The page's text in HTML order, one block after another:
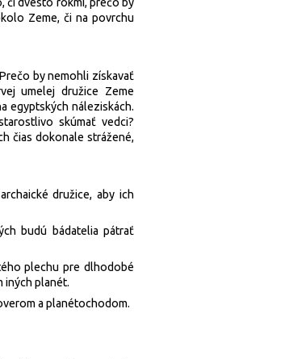
či dvesto rokmi, prečo by
Zeme, či na povrchu
by nemohli získavať
umelej družice Zeme
egyptských náleziskách.
skúmať vedci?
čias dokonale strážené,
družice, aby ich
budú bádatelia pátrať
plechu pre dlhodobé
iných planét.
a planétochodom.